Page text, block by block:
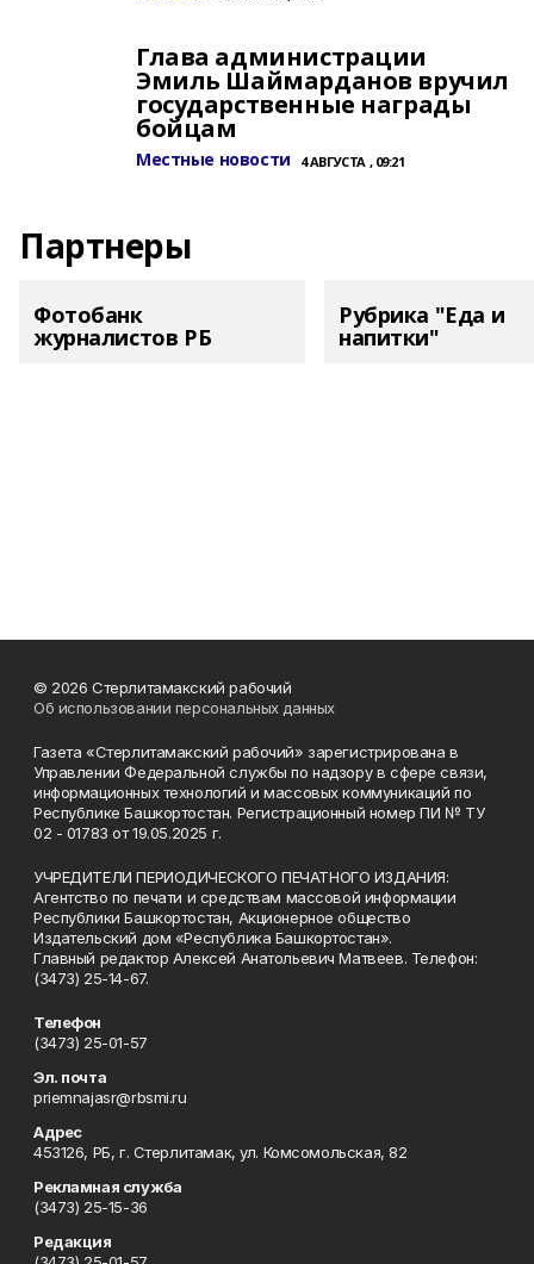
Глава администрации
Эмиль Шаймарданов вручил
государственные награды
бойцам
Местные новости 4 АВГУСТА , 09:21
Партнеры
Фотобанк
журналистов РБ
Рубрика "Еда и
напитки"
© 2026 Стерлитамакский рабочий
Об использовании персональных данных
Газета «Стерлитамакский рабочий» зарегистрирована в
Управлении Федеральной службы по надзору в сфере связи,
информационных технологий и массовых коммуникаций по
Республике Башкортостан. Регистрационный номер ПИ № ТУ
02 - 01783 от 19.05.2025 г.
УЧРЕДИТЕЛИ ПЕРИОДИЧЕСКОГО ПЕЧАТНОГО ИЗДАНИЯ:
Агентство по печати и средствам массовой информации
Республики Башкортостан, Акционерное общество
Издательский дом «Республика Башкортостан».
Главный редактор Алексей Анатольевич Матвеев. Телефон:
(3473) 25-14-67.
Телефон
(3473) 25-01-57
Эл. почта
priemnajasr@rbsmi.ru
Адрес
453126, РБ, г. Стерлитамак, ул. Комсомольская, 82
Рекламная служба
(3473) 25-15-36
Редакция